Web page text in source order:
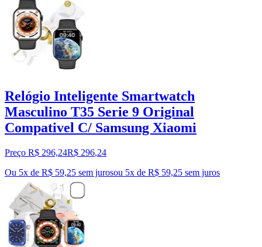
Relógio Inteligente Smartwatch
Masculino T35 Serie 9 Original
Compativel C/ Samsung Xiaomi
Preço R$ 296,24R$ 296,24
Ou 5x de R$ 59,25 sem jurosou 5x de R$ 59,25 sem juros